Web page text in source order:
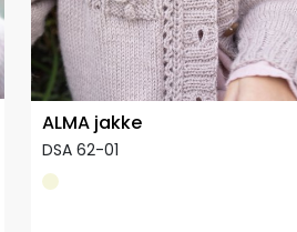
ALMA jakke
DSA 62-01